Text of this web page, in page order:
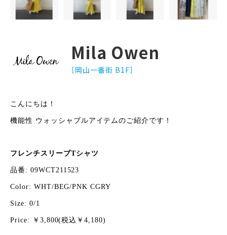
Mila Owen
［岡山一番街 B1F］
こんにちは！
機能性 ウォッシャブルアイテムのご紹介です！
フレンチスリーブTシャツ
品番: 09WCT211523
Color: WHT/BEG/PNK CGRY
Size: 0/1
Price: ￥3,800(税込￥4,180)